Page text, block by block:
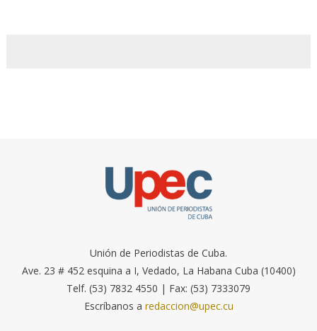
Unión de Periodistas de Cuba.
Ave. 23 # 452 esquina a I, Vedado, La Habana Cuba (10400)
Telf. (53) 7832 4550 | Fax: (53) 7333079
Escríbanos a redaccion@upec.cu